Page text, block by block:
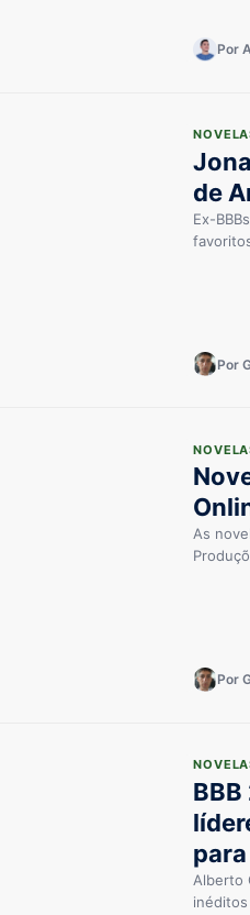
Por
de
Ex-
Por
As
Por
Alberto